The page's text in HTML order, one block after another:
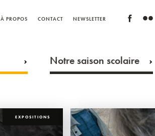
À PROPOS CONTACT NEWSLETTER
Notre saison scolaire
EXPOSITIONS